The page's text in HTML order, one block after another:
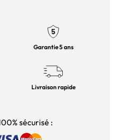
Garantie 5 ans
Livraison rapide
sécurisé :